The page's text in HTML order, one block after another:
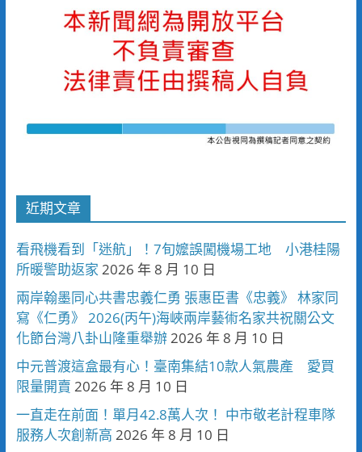
近期文章
看飛機看到「迷航」！7旬嬤誤闖機場工地 小港桂陽
所暖警助返家 2026 年 8 月 10 日
兩岸翰墨同心共書忠義仁勇 張惠臣書《忠義》 林家同
寫《仁勇》 2026(丙午)海峽兩岸藝術名家共祝關公文
化節台灣八卦山隆重舉辦 2026 年 8 月 10 日
中元普渡這盒最有心！臺南集結10款人氣農產 愛買
限量開賣 2026 年 8 月 10 日
一直走在前面！單月42.8萬人次！ 中市敬老計程車隊
服務人次創新高 2026 年 8 月 10 日